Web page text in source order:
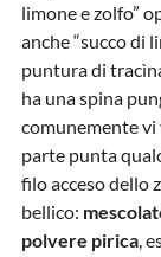
limone e zolfo”
anche “succo di
puntura di
ha una spina
comunemente vi
parte punta
filo acceso dello
bellico:
polvere pirica,